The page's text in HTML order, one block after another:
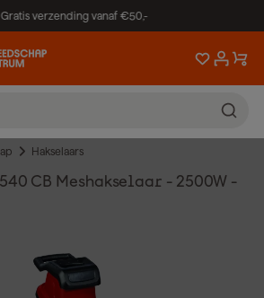
Gratis verzending vanaf €50,-
Hakselaars
CB Meshakselaar - 2500W -